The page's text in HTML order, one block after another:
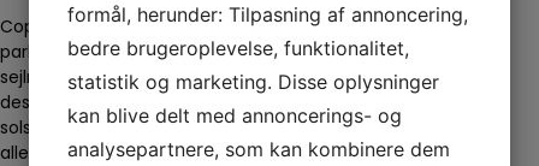
Copenhagen Sails ligger i København med gode
parkeringsmuligheder og tæt på motorvejen. Hos vores
sejlmager loft kan du få et indblik i vores arbejde med
design af nye sejl og sejl reparationer, vores altan læsejl,
solsejl, markiser, arkitekt opgaver, kite reparationer,– og
alle de andre projekter, vi går er involverede i.
formål, herunder: Tilpasning af annoncering,
bedre brugeroplevelse, funktionalitet,
statistik og marketing. Disse oplysninger
kan blive delt med annoncerings- og
analysepartnere, som kan kombinere dem